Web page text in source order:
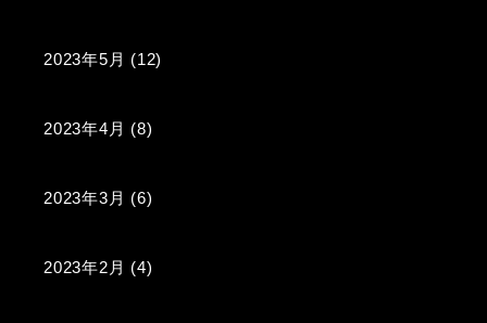
2023年5月 (12)
2023年4月 (8)
2023年3月 (6)
2023年2月 (4)